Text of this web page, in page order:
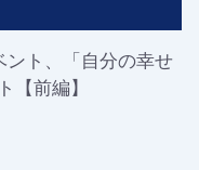
ト、「自分の幸せ
【前編】